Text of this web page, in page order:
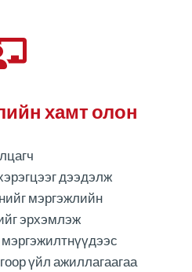
хамт олон
дээдэлж
мэргэжлийн
эрхэмлэж
үйл ажиллагаагаа